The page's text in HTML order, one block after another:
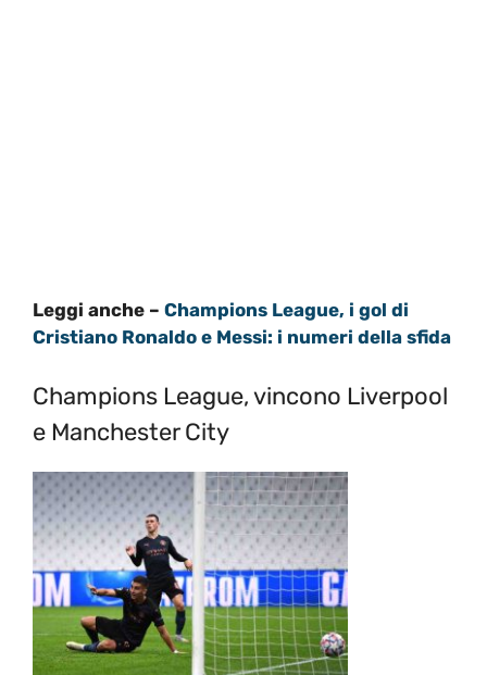
Leggi anche – Champions League, i gol di
Cristiano Ronaldo e Messi: i numeri della sfida
Champions League, vincono Liverpool
e Manchester City